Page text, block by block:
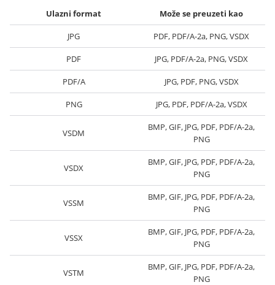
Ulazni format Može se preuzeti kao
JPG PDF, PDF/A-2a, PNG, VSDX
PDF JPG, PDF/A-2a, PNG, VSDX
PDF/A JPG, PDF, PNG, VSDX
PNG JPG, PDF, PDF/A-2a, VSDX
VSDM
BMP, GIF, JPG, PDF, PDF/A-2a,
PNG
VSDX
BMP, GIF, JPG, PDF, PDF/A-2a,
PNG
VSSM
BMP, GIF, JPG, PDF, PDF/A-2a,
PNG
VSSX
BMP, GIF, JPG, PDF, PDF/A-2a,
PNG
VSTM
BMP, GIF, JPG, PDF, PDF/A-2a,
PNG